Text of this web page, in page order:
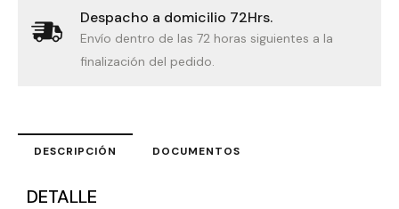
Despacho a domicilio 72Hrs.
Envío dentro de las 72 horas siguientes a la
finalización del pedido.
DESCRIPCIÓN DOCUMENTOS
DETALLE